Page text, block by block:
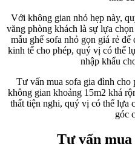
Với không gian nhỏ hẹp này,
văng phòng khách là sự lựa
mẫu ghế sofa nhỏ gọn giá rẻ
kinh tế cho phép, quý vị có thể
nhập khẩu
Tư vấn mua sofa gia đình
không gian khoảng 15m2 khá
thất tiện nghi, quý vị có thể lựa
góc
Tư vấn